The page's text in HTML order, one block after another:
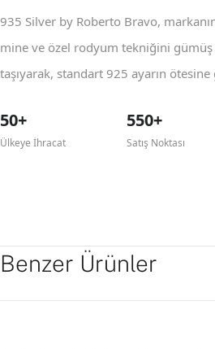
935 Silver by Roberto Bravo,
mine ve özel rodyum tekniğini gümüş
taşıyarak, standart 925 ayarın
50+
Ülkeye İhracat
550+
Satış Noktası
Benzer Ürünler